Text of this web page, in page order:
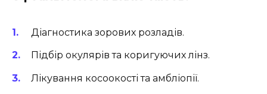
Діагностика зорових розладів.
Підбір окулярів та коригуючих лінз.
Лікування косоокості та амбліопії.